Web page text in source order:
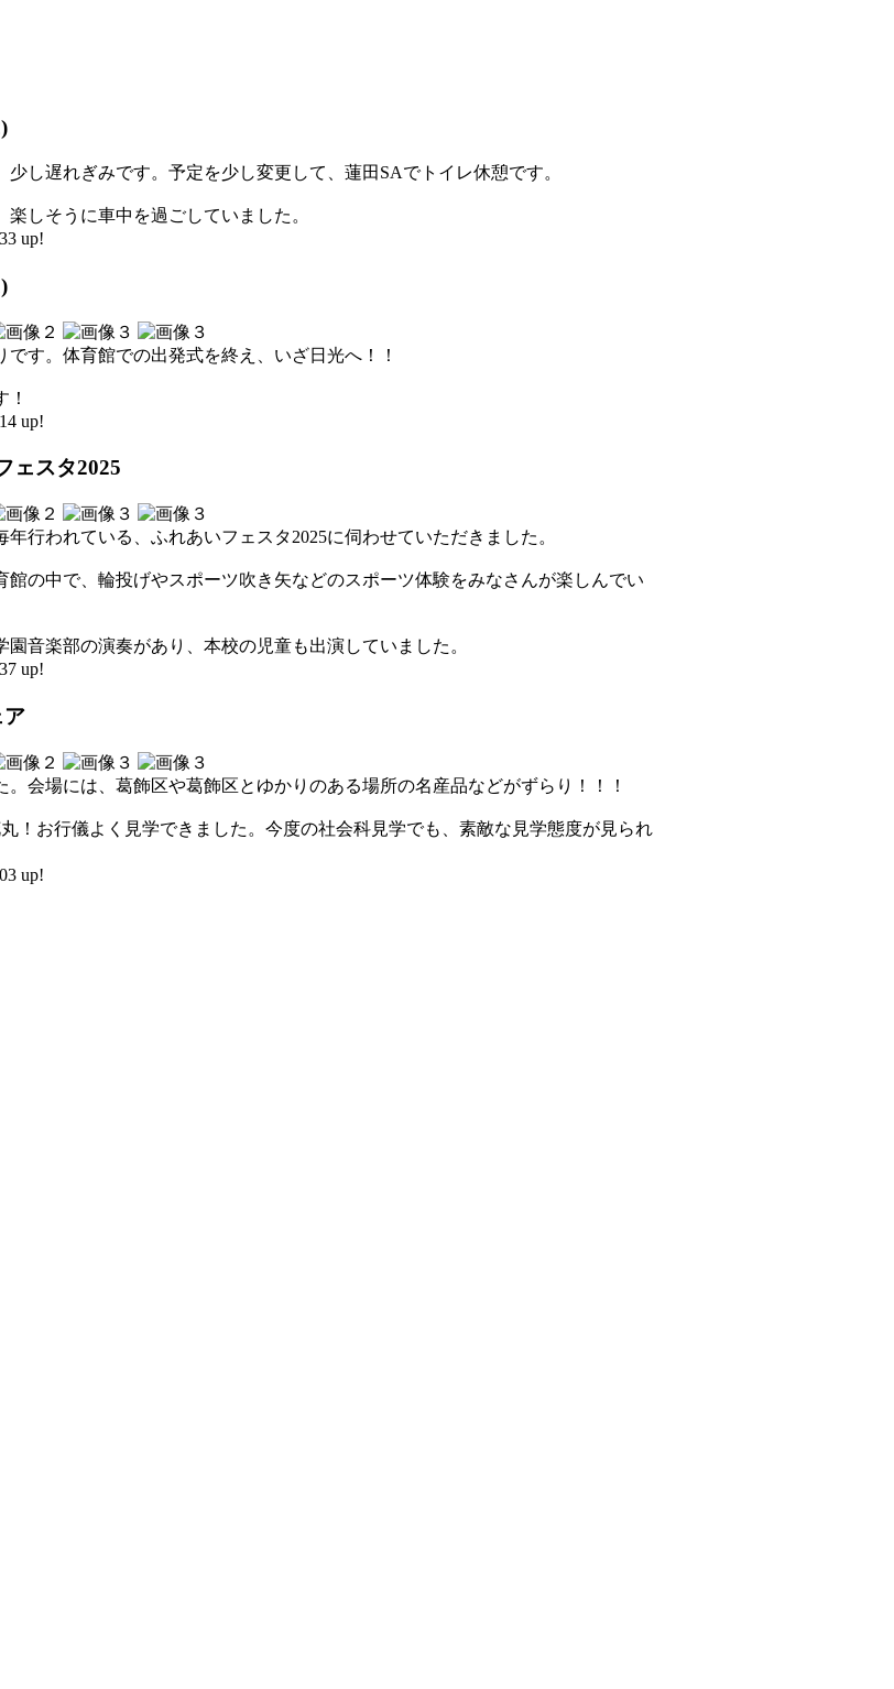
し遅れぎみです。予定を少し変更して、蓮田SAでトイレ休憩です。
しそうに車中を過ごしていました。
up!
す。体育館での出発式を終え、いざ日光へ！！
up!
ェスタ2025
行われている、ふれあいフェスタ2025に伺わせていただきました。
館の中で、輪投げやスポーツ吹き矢などのスポーツ体験をみなさんが楽しんでい
音楽部の演奏があり、本校の児童も出演していました。
up!
ア
会場には、葛飾区や葛飾区とゆかりのある場所の名産品などがずらり！！！
！お行儀よく見学できました。今度の社会科見学でも、素敵な見学態度が見られ
up!